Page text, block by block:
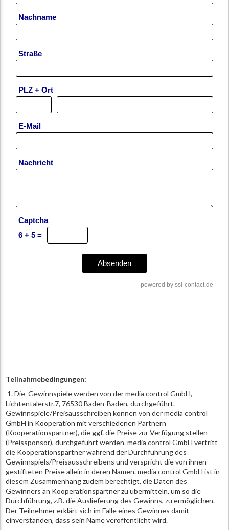
Nachname
Straße
PLZ + Ort
E-Mail
Nachricht
Captcha
6 + 5 =
powered by ssl-contact.de
Teilnahmebedingungen:
1. Die Gewinnspiele werden von der media control GmbH,
Lichtentalerstr.7, 76530 Baden-Baden, durchgeführt.
Gewinnspiele/Preisausschreiben können von der media control
GmbH in Kooperation mit verschiedenen Partnern
(Kooperationspartner), die ggf. die Preise zur Verfügung stellen
(Preissponsor), durchgeführt werden. media control GmbH vertritt
die Kooperationspartner während der Durchführung des
Gewinnspiels/Preisausschreibens und verspricht die von ihnen
gestifteten Preise allein in deren Namen. media control GmbH ist in
diesem Zusammenhang zudem berechtigt, die Daten des
Gewinners an Kooperationspartner zu übermitteln, um so die
Durchführung, z.B. die Auslieferung des Gewinns, zu ermöglichen.
Der Teilnehmer erklärt sich im Falle eines Gewinnes damit
einverstanden, dass sein Name veröffentlicht wird.